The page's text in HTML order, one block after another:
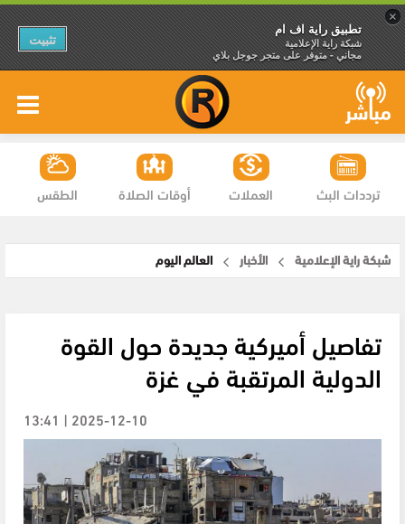
×
تطبيق راية اف ام
شبكة راية الإعلامية
مجاني - متوفر على متجر جوجل بلاي
تثبيت
الطقس أوقات الصلاة العملات ترددات البث
شبكة راية الإعلامية الأخبار العالم اليوم
تفاصيل أميركية جديدة حول القوة
الدولية المرتقبة في غزة
2025-12-10 | 13:41